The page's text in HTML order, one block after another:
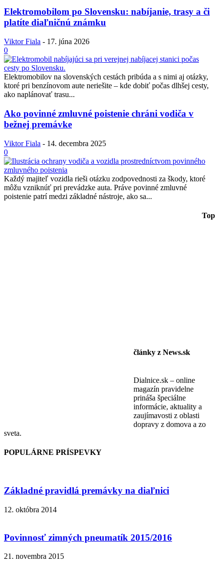
Elektromobilom po Slovensku: nabíjanie, trasy a či
platíte diaľničnú známku
Viktor Fiala - 17. júna 2026
0
Elektromobilov na slovenských cestách pribúda a s nimi aj otázky,
ktoré pri benzínovom aute neriešite – kde dobiť počas dlhšej cesty,
ako naplánovať trasu...
Ako povinné zmluvné poistenie chráni vodiča v
bežnej premávke
Viktor Fiala - 14. decembra 2025
0
Každý majiteľ vozidla rieši otázku zodpovednosti za škody, ktoré
môžu vzniknúť pri prevádzke auta. Práve povinné zmluvné
poistenie patrí medzi základné nástroje, ako sa...
Top
články z News.sk
Dialnice.sk – online
magazín pravidelne
prináša špeciálne
informácie, aktuality a
zaujímavosti z oblasti
dopravy z domova a zo
sveta.
POPULÁRNE PRÍSPEVKY
Základné pravidlá premávky na diaľnici
12. októbra 2014
Povinnosť zimných pneumatík 2015/2016
21. novembra 2015